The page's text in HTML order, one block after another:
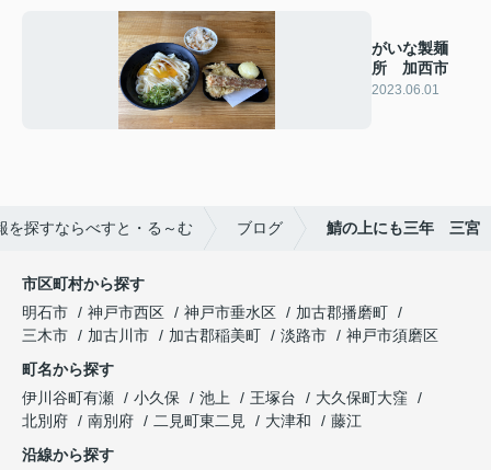
がいな製麺
所 加西市
2023.06.01
を探すならべすと・る～む ブログ 鯖の上にも三年 三宮
市区町村から探す
明石市
神戸市西区 神戸市垂水区
加古郡播磨町
三木市
加古川市 加古郡稲美町 淡路市
神戸市須磨区
町名から探す
伊川谷町有瀬
小久保 池上 王塚台
大久保町大窪
北別府
南別府 二見町東二見 大津和
藤江
沿線から探す